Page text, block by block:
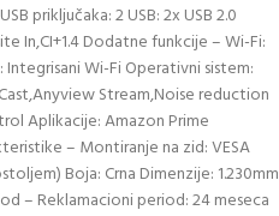
priključaka: 2 USB: 2x USB 2.0
In,CI+1.4 Dodatne funkcije – Wi-Fi:
Wi-Fi Operativni sistem:
Stream,Noise reduction
Aplikacije: Amazon Prime
– Montiranje na zid: VESA
Boja: Crna Dimenzije: 1.230mm
– Reklamacioni period: 24 meseca